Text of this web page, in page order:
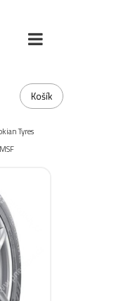
Košík
Tyres